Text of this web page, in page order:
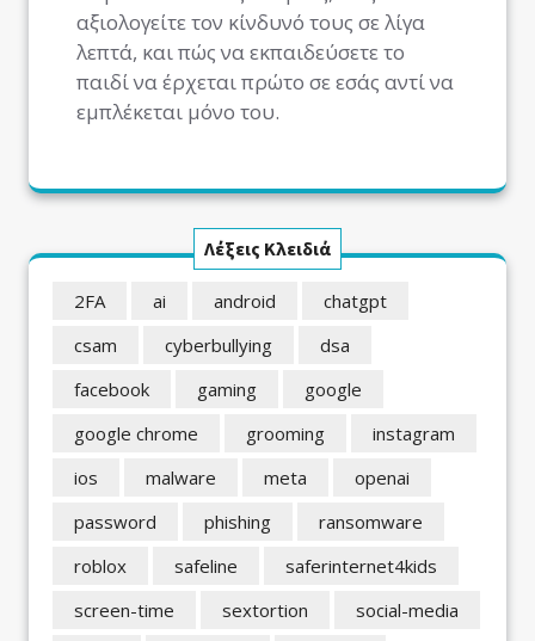
αξιολογείτε τον κίνδυνό τους σε λίγα
λεπτά, και πώς να εκπαιδεύσετε το
παιδί να έρχεται πρώτο σε εσάς αντί να
εμπλέκεται μόνο του.
Λέξεις Κλειδιά
2FA ai android
chatgpt
csam
cyberbullying
dsa
facebook
gaming
google
google chrome
grooming
instagram
ios
malware meta
openai
password
phishing
ransomware
roblox
safeline
saferinternet4kids
screen-time
sextortion
social-media